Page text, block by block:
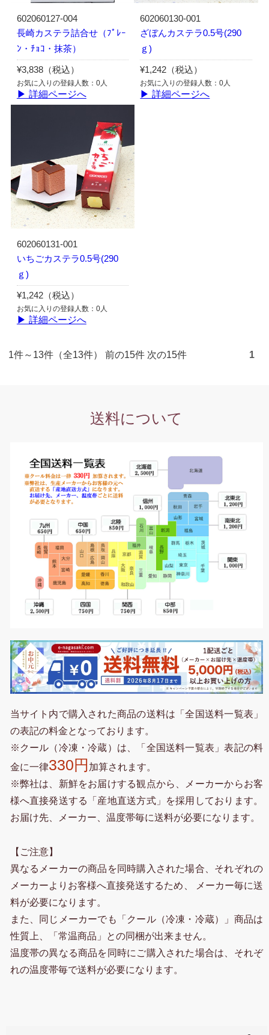
602060127-004
長崎カステラ詰合せ（ﾌﾟﾚｰ
ﾝ・ﾁｮｺ・抹茶）
¥3,838（税込）
お気に入りの登録人数：0人
▶ 詳細ページへ
602060130-001
ざぼんカステラ0.5号(290
ｇ)
¥1,242（税込）
お気に入りの登録人数：0人
▶ 詳細ページへ
602060131-001
いちごカステラ0.5号(290
ｇ)
¥1,242（税込）
お気に入りの登録人数：0人
▶ 詳細ページへ
1件～13件（全13件） 前の15件 次の15件 1
送料について
当サイト内で購入された商品の送料は「全国送料一覧表」
の表記の料金となっております。
※クール（冷凍・冷蔵）は、「全国送料一覧表」表記の料
金に一律330円 加算されます。
※弊社は、新鮮をお届けする観点から、メーカーからお客
様へ直接発送する「産地直送方式」を採用しております。
お届け先、メーカー、温度帯毎に送料が必要になります。
【ご注意】
異なるメーカーの商品を同時購入された場合、それぞれの
メーカーよりお客様へ直接発送するため、 メーカー毎に送
料が必要になります。
また、同じメーカーでも「クール（冷凍・冷蔵）」商品は
性質上、「常温商品」との同梱が出来ません。
温度帯の異なる商品を同時にご購入された場合は、それぞ
れの温度帯毎で送料が必要になります。